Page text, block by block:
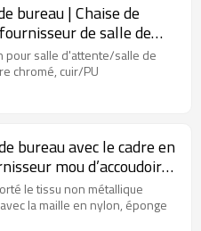
bureau | Chaise de
de salle de
pour salle d'attente/salle de
chromé, cuir/PU
bureau avec le cadre en
mou d’accoudoir
le tissu non métallique
la maille en nylon, éponge